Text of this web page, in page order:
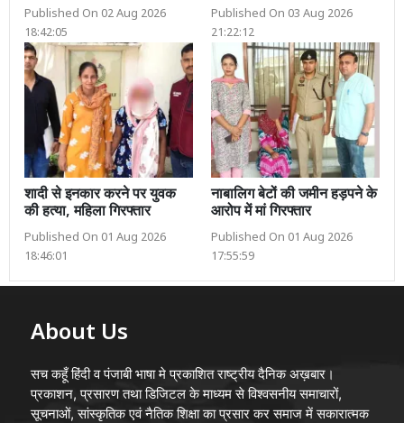
Published On 02 Aug 2026
18:42:05
Published On 03 Aug 2026
21:22:12
शादी से इनकार करने पर युवक
की हत्या, महिला गिरफ्तार
Published On 01 Aug 2026
18:46:01
नाबालिग बेटों की जमीन हड़पने के
आरोप में मां गिरफ्तार
Published On 01 Aug 2026
17:55:59
About Us
सच कहूँ हिंदी व पंजाबी भाषा मे प्रकाशित राष्ट्रीय दैनिक अख़बार।
प्रकाशन, प्रसारण तथा डिजिटल के माध्यम से विश्वसनीय समाचारों,
सूचनाओं, सांस्कृतिक एवं नैतिक शिक्षा का प्रसार कर समाज में सकारात्मक